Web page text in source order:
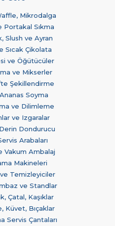
Mikrodalga
Portakal Sıkma
Slush ve Ayran
Sıcak Çikolata
ve Öğütücüler
ve Mikserler
Şekillendirme
Soyma
ve Dilimleme
ve Izgaralar
Dondurucu
Arabaları
Vakum Ambalaj
Makineleri
Temizleyiciler
ve Standlar
Çatal, Kaşıklar
Küvet, Bıçaklar
Servis Çantaları